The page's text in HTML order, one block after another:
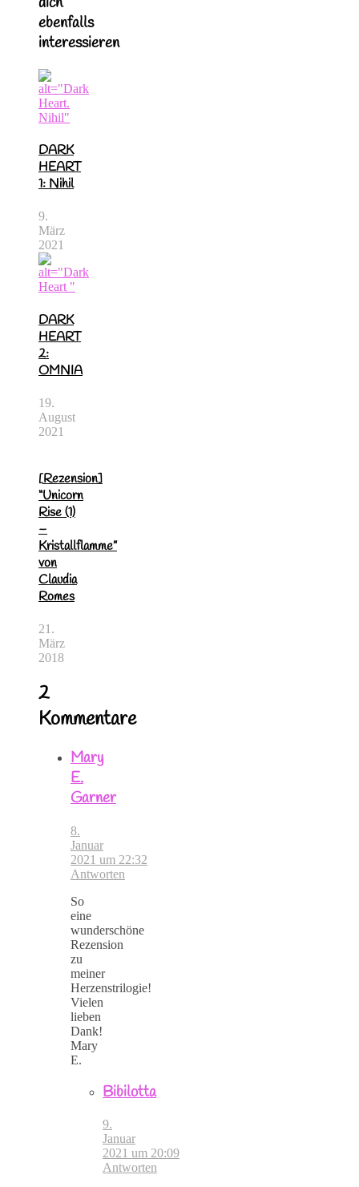
ebenfalls
interessieren
DARK
HEART
1: Nihil
9.
März
2021
DARK
HEART
2:
OMNIA
19.
August
2021
[Rezension]
“Unicorn
Rise (1)
–
Kristallflamme”
von
Claudia
Romes
21.
März
2018
2
Kommentare
Mary
E.
Garner
8.
Januar
2021 um 22:32
Antworten
So
eine
wunderschöne
Rezension
zu
meiner
Herzenstrilogie!
Vielen
lieben
Dank!
Mary
E.
Bibilotta
9.
Januar
2021 um 20:09
Antworten